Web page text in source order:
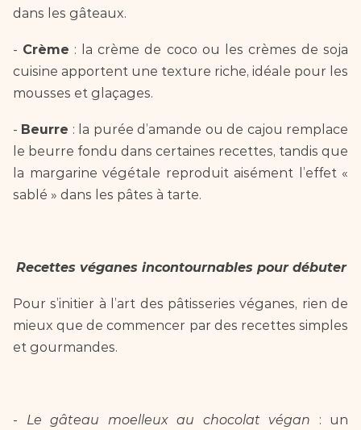
dans les gâteaux.
- Crème : la crème de coco ou les crèmes de soja
cuisine apportent une texture riche, idéale pour les
mousses et glaçages.
- Beurre : la purée d’amande ou de cajou remplace
le beurre fondu dans certaines recettes, tandis que
la margarine végétale reproduit aisément l’effet «
sablé » dans les pâtes à tarte.
Recettes véganes incontournables pour débuter
Pour s’initier à l’art des pâtisseries véganes, rien de
mieux que de commencer par des recettes simples
et gourmandes.
- Le gâteau moelleux au chocolat végan : un